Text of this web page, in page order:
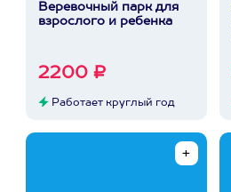
Веревочный парк для
взрослого и ребенка
2200 ₽
Работает круглый год